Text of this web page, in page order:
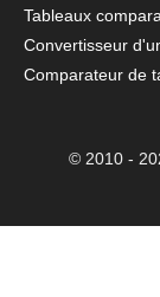
Tableaux
Convertisseur
Comparateur de
© 2010 -